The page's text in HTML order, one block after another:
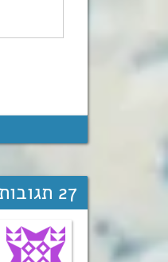
27 תגובות על “